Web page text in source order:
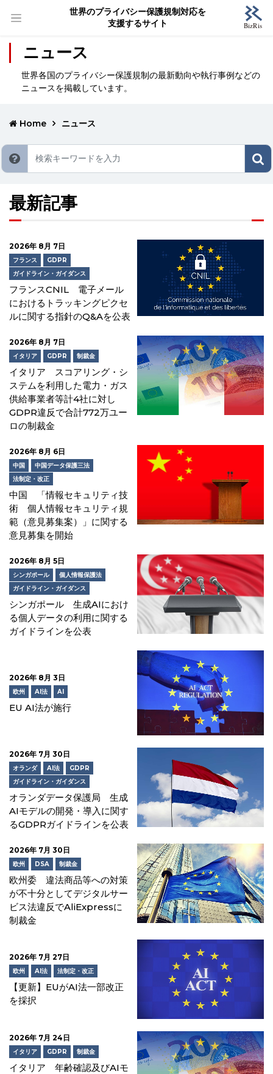
世界のプライバシー保護規制対応を
支援するサイト
ニュース
世界各国のプライバシー保護規制の最新動向や執行事例などの
ニュースを掲載しています。
Home ニュース
最新記事
2026年 8月 7日
フランス
GDPR
ガイドライン・ガイダンス
フランスCNIL 電子メール
におけるトラッキングピクセ
ルに関する指針のQ&Aを公表
2026年 8月 7日
イタリア GDPR 制裁金
イタリア スコアリング・シ
ステムを利用した電力・ガス
供給事業者等計4社に対し
GDPR違反で合計772万ユー
ロの制裁金
2026年 8月 6日
中国
中国データ保護三法
法制定・改正
中国 「情報セキュリティ技
術 個人情報セキュリティ規
範（意見募集案）」に関する
意見募集を開始
2026年 8月 5日
シンガポール
個人情報保護法
ガイドライン・ガイダンス
シンガポール 生成AIにおけ
る個人データの利用に関する
ガイドラインを公表
2026年 8月 3日
欧州 AI法 AI
EU AI法が施行
2026年 7月 30日
オランダ AI法
GDPR
ガイドライン・ガイダンス
オランダデータ保護局 生成
AIモデルの開発・導入に関す
るGDPRガイドラインを公表
2026年 7月 30日
欧州 DSA 制裁金
欧州委 違法商品等への対策
が不十分としてデジタルサー
ビス法違反でAliExpressに
制裁金
2026年 7月 27日
欧州 AI法 法制定・改正
【更新】EUがAI法一部改正
を採択
2026年 7月 24日
イタリア GDPR 制裁金
イタリア 年齢確認及びAIモ